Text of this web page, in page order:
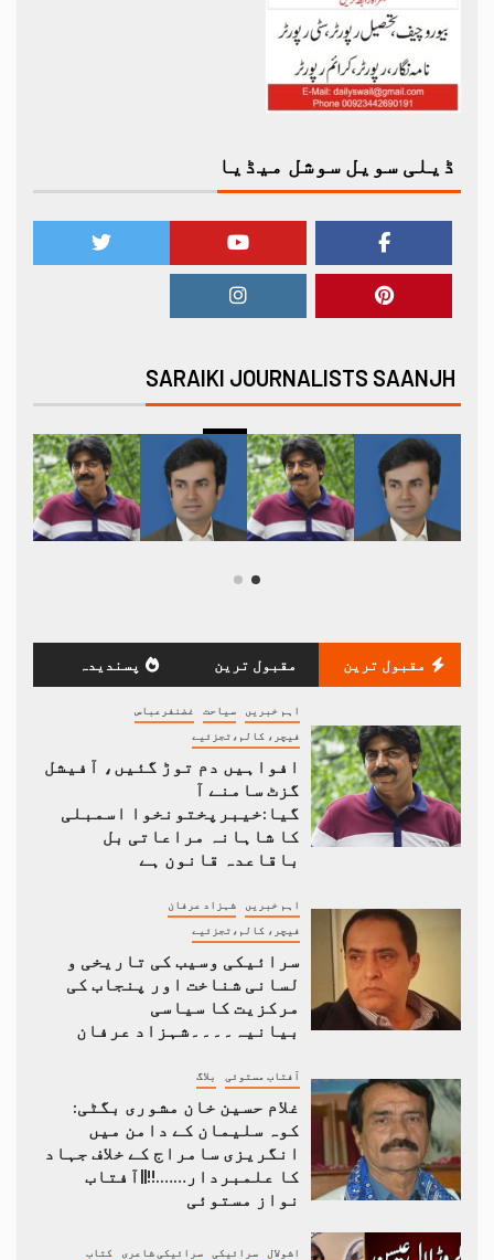
ڈیلی سویل سوشل میڈیا
SARAIKI JOURNALISTS SAANJH
مقبول ترین مقبول ترین پسندیدہ
اہم خبریں سیاحت غضنفرعباس
فیچر، کالم،تجزئیے
افواہیں دم توڑ گئیں، آفیشل
گزٹ سامنے آ
گیا:خیبرپختونخوا اسمبلی
کا شاہانہ مراعاتی بل
باقاعدہ قانون ہے
اہم خبریں شہزاد عرفان
فیچر، کالم،تجزئیے
سرائیکی وسیب کی تاریخی و
لسانی شناخت اور پنجاب کی
مرکزیت کا سیاسی
بیانیہ۔۔۔۔شہزاد عرفان
آفتاب مستوئی بلاگ
غلام حسین خان مشوری بگٹی:
کوہ سلیمان کے دامن میں
انگریزی سامراج کے خلاف جہاد
کا علمبردار…….!!||آفتاب
نواز مستوئی
اشولال سرائیکی سرائیکی شاعری کتاب